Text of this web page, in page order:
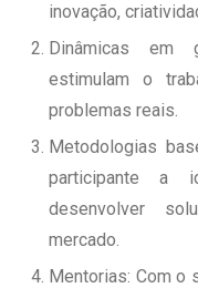
inovação,
Dinâmicas em
estimulam o
problemas reais.
Metodologias
participante a
desenvolver
mercado.
Mentorias: Com o